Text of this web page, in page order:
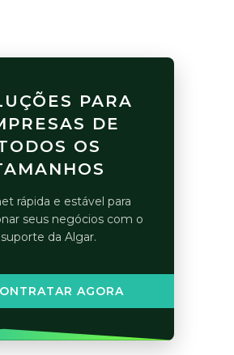
PARA
DE
OS
rápida e estável para
seus negócios com o
suporte da Algar.
AGORA